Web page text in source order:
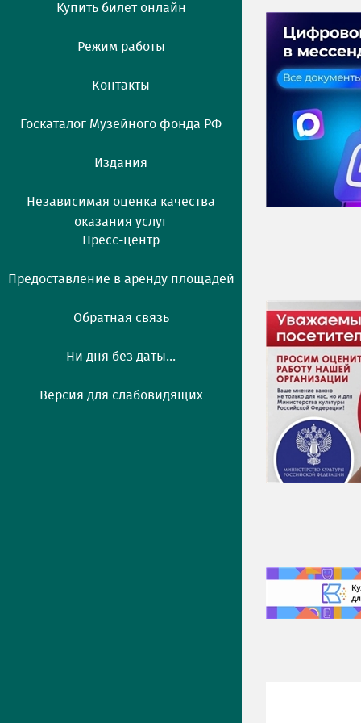
Купить билет онлайн
Режим работы
Контакты
Госкаталог Музейного фонда РФ
Издания
Независимая оценка качества
оказания услуг
Пресс-центр
Предоставление в аренду площадей
Обратная связь
Ни дня без даты...
Версия для слабовидящих